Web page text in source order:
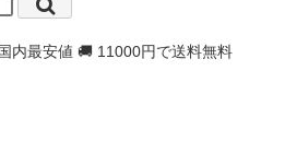
内最安値 🚚 11000円で送料無料